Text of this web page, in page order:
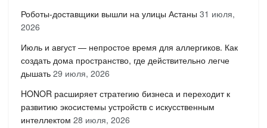
Роботы-доставщики вышли на улицы Астаны 31 июля,
2026
Июль и август — непростое время для аллергиков. Как
создать дома пространство, где действительно легче
дышать 29 июля, 2026
HONOR расширяет стратегию бизнеса и переходит к
развитию экосистемы устройств с искусственным
интеллектом 28 июля, 2026